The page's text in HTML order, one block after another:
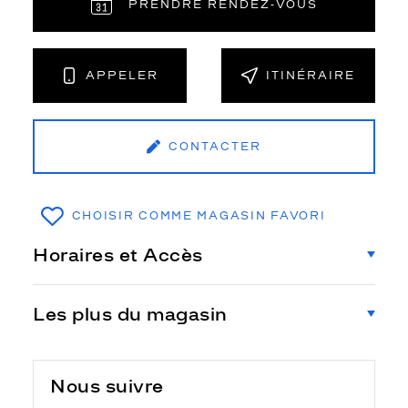
PRENDRE RENDEZ‑VOUS
APPELER ITINÉRAIRE
CONTACTER
CHOISIR COMME MAGASIN FAVORI
Horaires et Accès
Les plus du magasin
Nous suivre